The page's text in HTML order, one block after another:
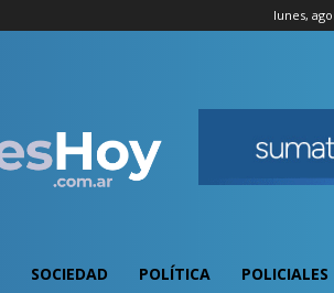
lunes,
SOCIEDAD POLÍTICA POLICIALES